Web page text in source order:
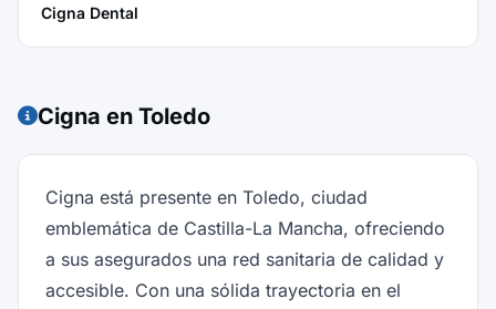
Cigna Dental
Cigna en Toledo
Cigna está presente en Toledo, ciudad
emblemática de Castilla-La Mancha, ofreciendo
a sus asegurados una red sanitaria de calidad y
accesible. Con una sólida trayectoria en el